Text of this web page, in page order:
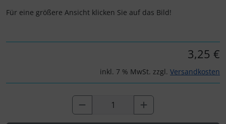
Für eine größere Ansicht klicken Sie auf das Bild!
3,25 €
inkl. 7 % MwSt. zzgl. Versandkosten